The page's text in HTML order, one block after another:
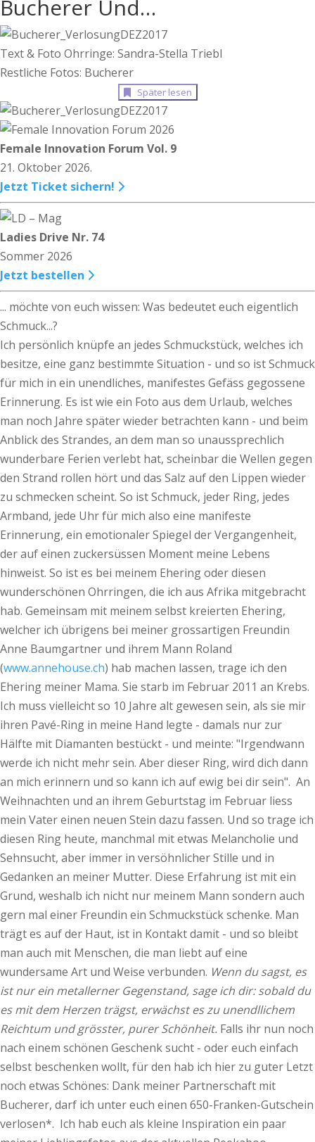
Bucherer Und…
Text & Foto Ohrringe: Sandra-Stella Triebl
Restliche Fotos: Bucherer
Später lesen
Female Innovation Forum Vol. 9
21. Oktober 2026.
Jetzt Ticket sichern!
Ladies Drive Nr. 74
Sommer 2026
Jetzt bestellen
... möchte von euch wissen: Was bedeutet euch eigentlich
Schmuck...?
Ich persönlich knüpfe an jedes Schmuckstück, welches ich
besitze, eine ganz bestimmte Situation - und so ist Schmuck
für mich in ein unendliches, manifestes Gefäss gegossene
Erinnerung. Es ist wie ein Foto aus dem Urlaub, welches
man noch Jahre später wieder betrachten kann - und beim
Anblick des Strandes, an dem man so unaussprechlich
wunderbare Ferien verlebt hat, scheinbar die Wellen gegen
den Strand rollen hört und das Salz auf den Lippen wieder
zu schmecken scheint. So ist Schmuck, jeder Ring, jedes
Armband, jede Uhr für mich also eine manifeste
Erinnerung, ein emotionaler Spiegel der Vergangenheit,
der auf einen zuckersüssen Moment meine Lebens
hinweist. So ist es bei meinem Ehering oder diesen
wunderschönen Ohrringen, die ich aus Afrika mitgebracht
hab. Gemeinsam mit meinem selbst kreierten Ehering,
welcher ich übrigens bei meiner grossartigen Freundin
Anne Baumgartner und ihrem Mann Roland
(www.annehouse.ch) hab machen lassen, trage ich den
Ehering meiner Mama. Sie starb im Februar 2011 an Krebs.
Ich muss vielleicht so 10 Jahre alt gewesen sein, als sie mir
ihren Pavé-Ring in meine Hand legte - damals nur zur
Hälfte mit Diamanten bestückt - und meinte: "Irgendwann
werde ich nicht mehr sein. Aber dieser Ring, wird dich dann
an mich erinnern und so kann ich auf ewig bei dir sein". An
Weihnachten und an ihrem Geburtstag im Februar liess
mein Vater einen neuen Stein dazu fassen. Und so trage ich
diesen Ring heute, manchmal mit etwas Melancholie und
Sehnsucht, aber immer in versöhnlicher Stille und in
Gedanken an meiner Mutter. Diese Erfahrung ist mit ein
Grund, weshalb ich nicht nur meinem Mann sondern auch
gern mal einer Freundin ein Schmuckstück schenke. Man
trägt es auf der Haut, ist in Kontakt damit - und so bleibt
man auch mit Menschen, die man liebt auf eine
wundersame Art und Weise verbunden. Wenn du sagst, es
ist nur ein metallerner Gegenstand, sage ich dir: sobald du
es mit dem Herzen trägst, erwächst es zu unendllichem
Reichtum und grösster, purer Schönheit. Falls ihr nun noch
nach einem schönen Geschenk sucht - oder euch einfach
selbst beschenken wollt, für den hab ich hier zu guter Letzt
noch etwas Schönes: Dank meiner Partnerschaft mit
Bucherer, darf ich unter euch einen 650-Franken-Gutschein
verlosen*. Ich hab euch als kleine Inspiration ein paar